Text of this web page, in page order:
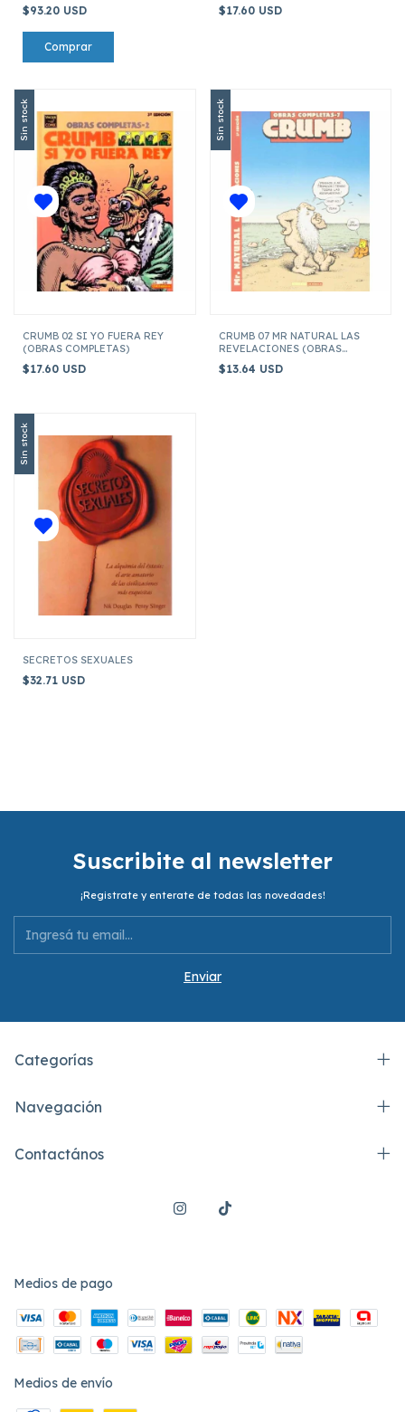
$93.20 USD $17.60 USD
Sin stock
CRUMB 02 SI YO FUERA REY
(OBRAS COMPLETAS)
$17.60 USD
Sin stock
CRUMB 07 MR NATURAL LAS
REVELACIONES (OBRAS
$13.64 USD
Sin stock
SECRETOS SEXUALES
$32.71 USD
Suscribite al newsletter
¡Registrate y enterate de todas las novedades!
Categorías
Navegación
Contactános
Medios de pago
Medios de envío